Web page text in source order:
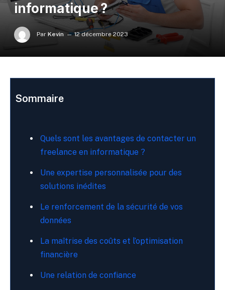
informatique ?
Par Kevin 12 décembre 2023
Sommaire
Quels sont les avantages de contacter un
freelance en informatique ?
Une expertise personnalisée pour des
solutions inédites
Le renforcement de la sécurité de vos
données
La maîtrise des coûts et l’optimisation
financière
Une relation de confiance